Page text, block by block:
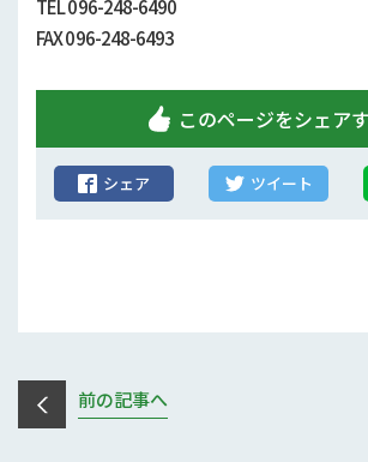
TEL 096-248-6490
FAX 096-248-6493
このページをシェア
シェア ツイート
前の記事へ
農家紹介